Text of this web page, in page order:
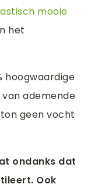
mooie
het
hoogwaardige
ademende
geen vocht
ondanks dat
Ook